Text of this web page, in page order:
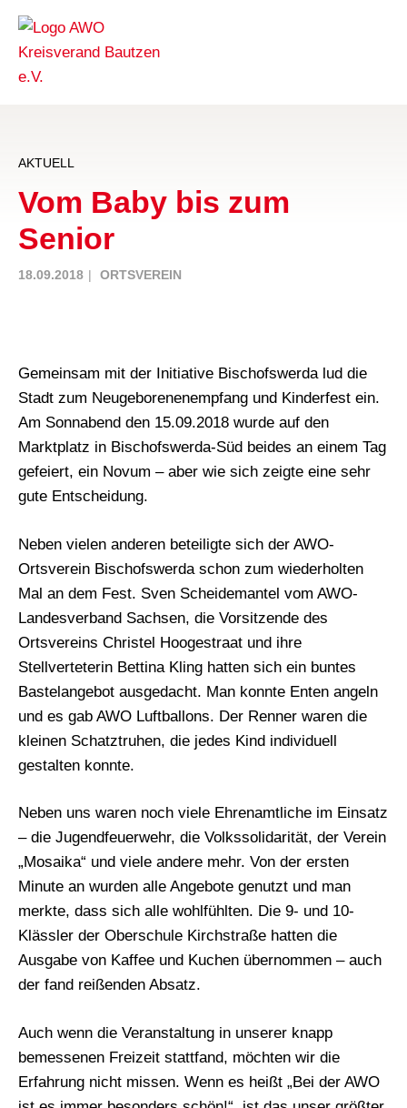
AKTUELL
Vom Baby bis zum
Senior
18.09.2018 ORTSVEREIN
Gemeinsam mit der Initiative Bischofswerda lud die
Stadt zum Neugeborenenempfang und Kinderfest ein.
Am Sonnabend den 15.09.2018 wurde auf den
Marktplatz in Bischofswerda-Süd beides an einem Tag
gefeiert, ein Novum – aber wie sich zeigte eine sehr
gute Entscheidung.
Neben vielen anderen beteiligte sich der AWO-
Ortsverein Bischofswerda schon zum wiederholten
Mal an dem Fest. Sven Scheidemantel vom AWO-
Landesverband Sachsen, die Vorsitzende des
Ortsvereins Christel Hoogestraat und ihre
Stellverteterin Bettina Kling hatten sich ein buntes
Bastelangebot ausgedacht. Man konnte Enten angeln
und es gab AWO Luftballons. Der Renner waren die
kleinen Schatztruhen, die jedes Kind individuell
gestalten konnte.
Neben uns waren noch viele Ehrenamtliche im Einsatz
– die Jugendfeuerwehr, die Volkssolidarität, der Verein
„Mosaika“ und viele andere mehr. Von der ersten
Minute an wurden alle Angebote genutzt und man
merkte, dass sich alle wohlfühlten. Die 9- und 10-
Klässler der Oberschule Kirchstraße hatten die
Ausgabe von Kaffee und Kuchen übernommen – auch
der fand reißenden Absatz.
Auch wenn die Veranstaltung in unserer knapp
bemessenen Freizeit stattfand, möchten wir die
Erfahrung nicht missen. Wenn es heißt „Bei der AWO